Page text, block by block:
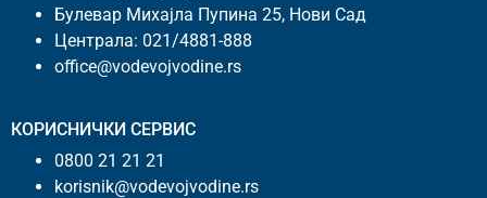
Булевар Михајла Пупина 25, Нови Сад
Централа: 021/4881-888
office@vodevojvodine.rs
КОРИСНИЧКИ СЕРВИС
0800 21 21 21
korisnik@vodevojvodine.rs